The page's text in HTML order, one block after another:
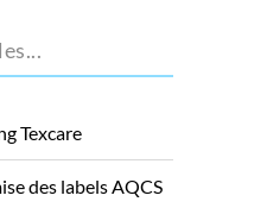
Texcare
des labels AQCS